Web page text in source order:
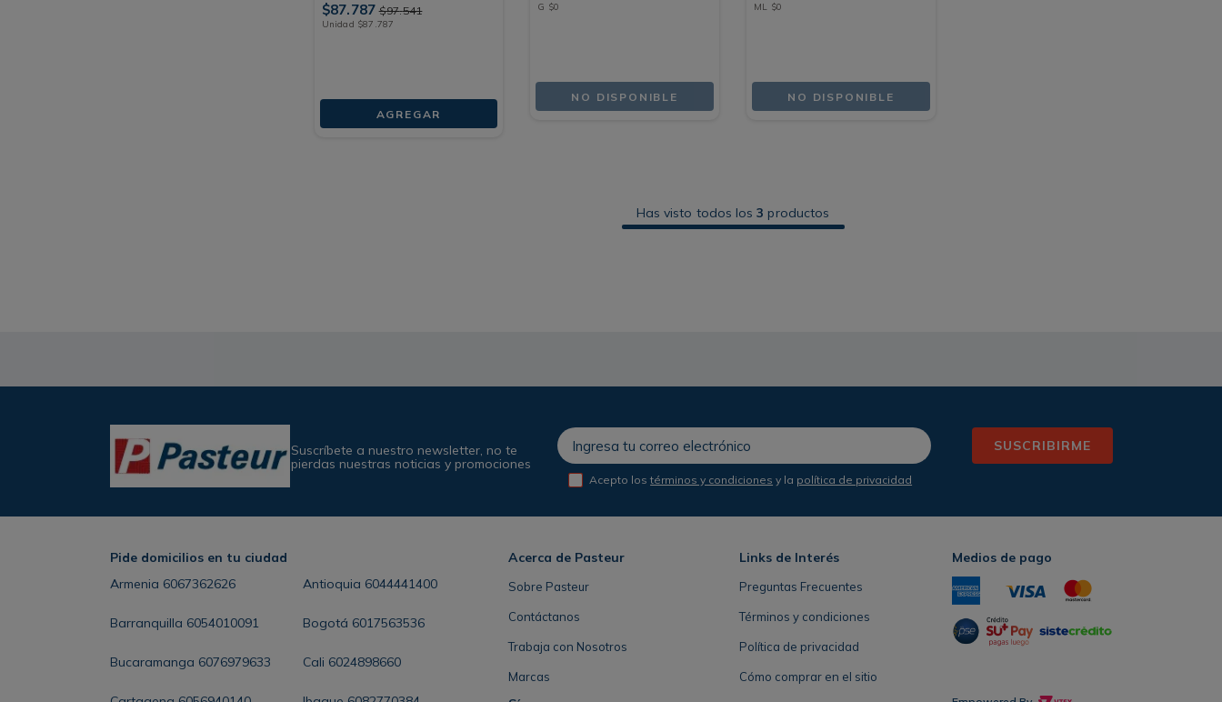
$87.787 $97.541
Unidad $87 .787
AGREGAR
G $0
NO DISPONIBLE
ML $0
NO DISPONIBLE
Has visto todos los3 productos
Suscríbete a nuestro newsletter, no te
pierdas nuestras noticias y promociones
SUSCRIBIRME
Acepto lostérminos y condiciones y la política de privacidad
Pide domicilios en tu ciudad
Armenia 6067362626 Antioquia 6044441400
Barranquilla 6054010091 Bogotá 6017563536
Bucaramanga 6076979633 Cali 6024898660
Acerca de Pasteur
Sobre Pasteur
Contáctanos
Trabaja con Nosotros
Marcas
Links de Interés
Preguntas Frecuentes
Términos y condiciones
Política de privacidad
Cómo comprar en el sitio
Medios de pago